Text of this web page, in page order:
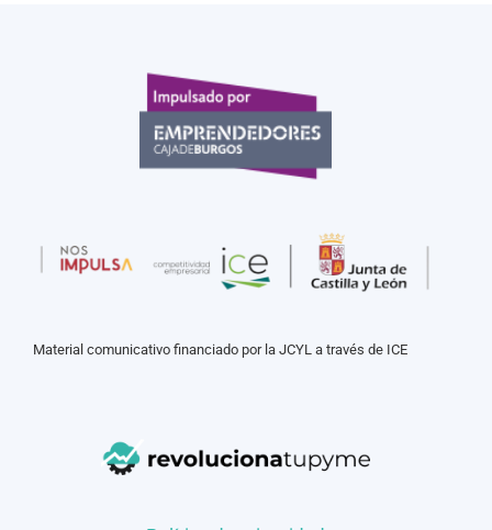
Material comunicativo financiado por la JCYL a través de ICE